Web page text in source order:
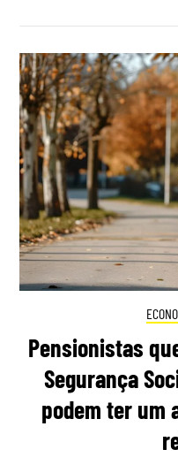
Pensionistas
Segurança
podem ter um